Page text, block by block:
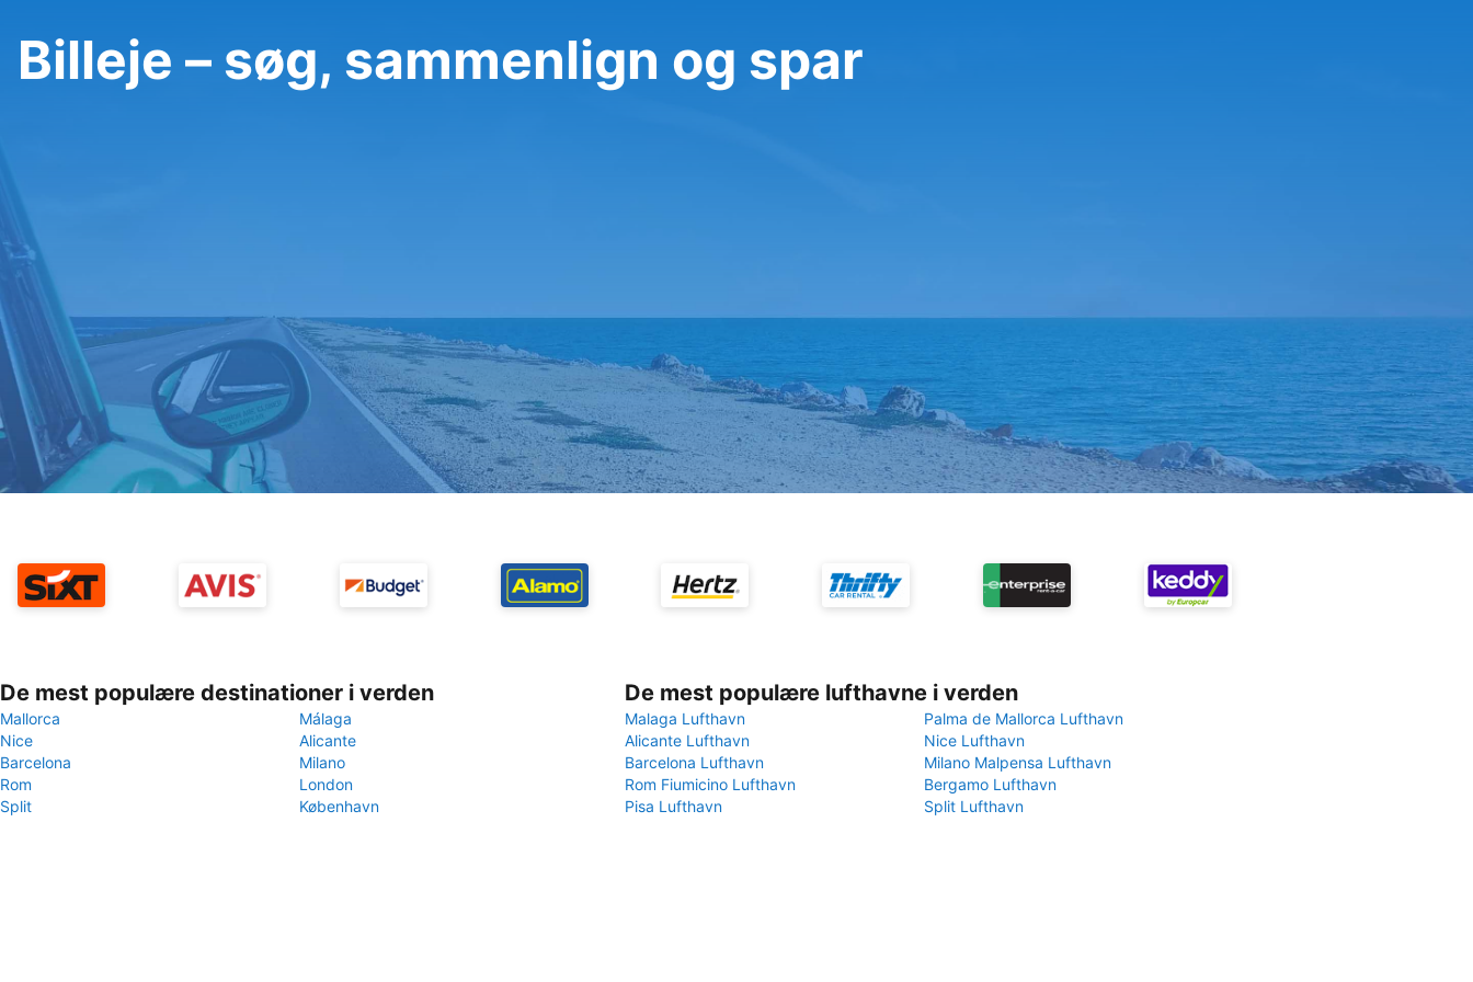
Billeje – søg, sammenlign og spar
De mest populære destinationer i verden
Mallorca
Málaga
Nice
Alicante
Barcelona
Milano
Rom
London
Split
København
De mest populære lufthavne i verden
Malaga Lufthavn
Palma de Mallorca Lufthavn
Alicante Lufthavn
Nice Lufthavn
Barcelona Lufthavn
Milano Malpensa Lufthavn
Rom Fiumicino Lufthavn
Bergamo Lufthavn
Pisa Lufthavn
Split Lufthavn